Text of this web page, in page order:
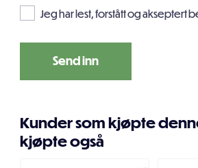
Jeg har lest, forstått og akseptert
Kunder som kjøpte
kjøpte også